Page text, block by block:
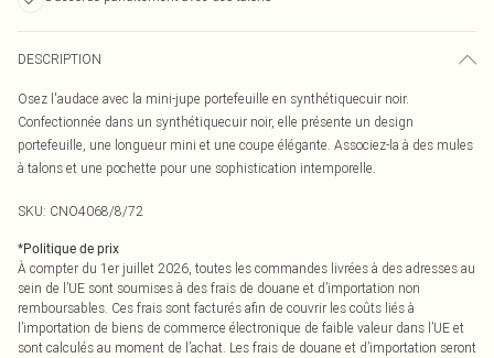
DESCRIPTION
Osez l'audace avec la mini-jupe portefeuille en synthétiquecuir noir.
Confectionnée dans un synthétiquecuir noir, elle présente un design
portefeuille, une longueur mini et une coupe élégante. Associez-la à des mules
à talons et une pochette pour une sophistication intemporelle.
SKU: CNO4068/8/72
*Politique de prix
À compter du 1er juillet 2026, toutes les commandes livrées à des adresses au
sein de l’UE sont soumises à des frais de douane et d’importation non
remboursables. Ces frais sont facturés afin de couvrir les coûts liés à
l’importation de biens de commerce électronique de faible valeur dans l’UE et
sont calculés au moment de l’achat. Les frais de douane et d’importation seront